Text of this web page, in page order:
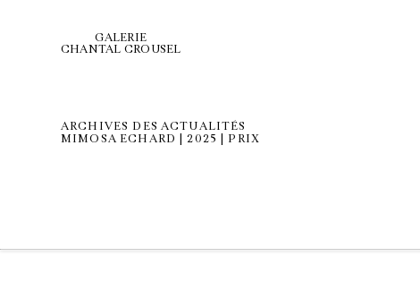
GALERIE
CHANTAL CROUSEL
ARCHIVES DES ACTUALITÉS
MIMOSA ECHARD | 2025 | PRIX